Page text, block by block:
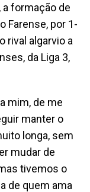
a formação de
Farense, por 1-
rival algarvio a
da Liga 3,
mim, de me
manter o
longa, sem
mudar de
tivemos o
de quem ama